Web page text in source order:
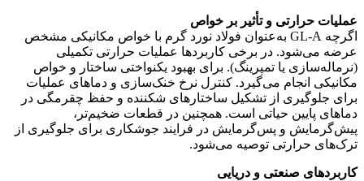
عملیات حرارتی و تأثیر بر خواص
اگرچه GL‑A به‌عنوان فولاد نورد گرم با خواص مکانیکی مشخص
عرضه می‌شود. در برخی کاربردها عملیات حرارتی تکمیلی
(نرماله‌سازی یا تمپرینگ). برای بهبود یکنواختی ساختار و خواص
مکانیکی انجام می‌گیرد. کنترل نرخ خنک‌سازی و دماهای عملیات
برای جلوگیری از تشکیل ساختارهای شکننده و حفظ چقرمگی در
دماهای پایین حیاتی است. همچنین در قطعات ضخیم‌تر،
پیش‌گرمایش و پس‌گرمایش در فرایند جوشکاری برای جلوگیری از
ترک‌های حرارتی توصیه می‌شود.
کاربردهای صنعتی و دریایی